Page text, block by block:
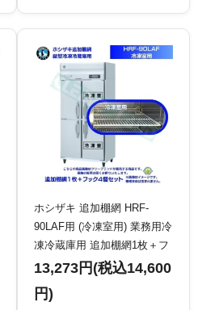
ホシザキ 追加棚網 HRF-
90LAF用 (冷凍室用) 業務用冷
凍冷蔵庫用 追加棚網1枚＋フ
ック4個セット
13,273円(税込14,600
円)